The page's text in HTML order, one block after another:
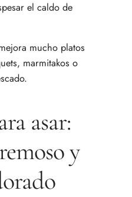
el caldo de
mucho platos
marmitakos o
asar:
y